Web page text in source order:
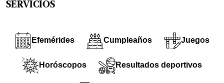
SERVICIOS
Efemérides Cumpleaños Juegos
Horóscopos Resultados deportivos